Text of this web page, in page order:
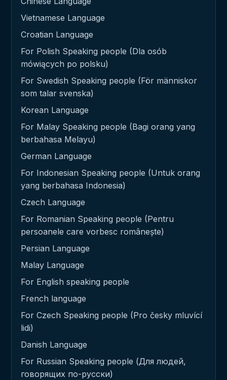
Vietnamese Language
Croatian Language
For Polish Speaking people (Dla osób
mówiących po polsku)
For Swedish Speaking people (För människor
som talar svenska)
Korean Language
For Malay Speaking people (Bagi orang yang
berbahasa Melayu)
German Language
For Indonesian Speaking people (Untuk orang
yang berbahasa Indonesia)
Czech Language
For Romanian Speaking people (Pentru
persoanele care vorbesc românește)
Persian Language
Malay Language
For English speaking people
French language
For Czech Speaking people (Pro česky mluvící
lidi)
Danish Language
For Russian Speaking people (Для людей,
говорящих по-русски)